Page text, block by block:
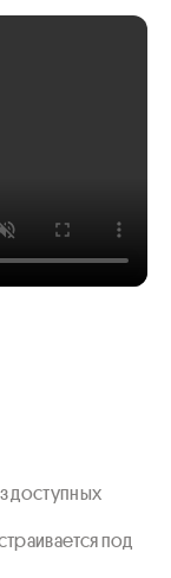
доступных
под